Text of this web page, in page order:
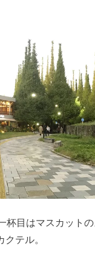
杯目はマスカット
テル。